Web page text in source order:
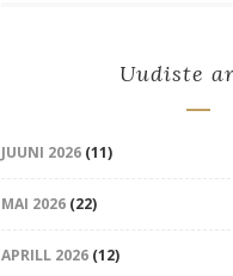
Uudiste
JUUNI 2026(11)
MAI 2026(22)
APRILL 2026(12)